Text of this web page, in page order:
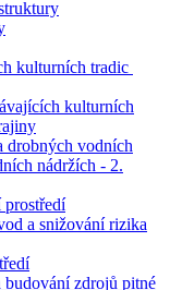
kulturních tradic
kulturních
drobných vodních
nádržích - 2.
a snižování rizika
budování zdrojů pitné